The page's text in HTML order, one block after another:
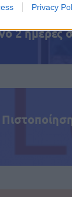
Privacy
2 ημέρες